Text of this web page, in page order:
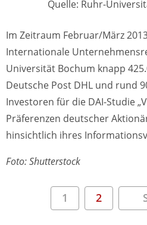
Quelle: Ruhr-
Im Zeitraum Februar/März
Internationale
Universität Bochum knapp
Deutsche Post DHL und rund
Investoren für die DAI-Studie
Präferenzen deutscher
hinsichtlich ihres
Foto: Shutterstock
1 2